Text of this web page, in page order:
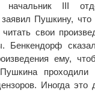
III
Пушкину,
свои
Бенкендорф
ему,
Иногда это